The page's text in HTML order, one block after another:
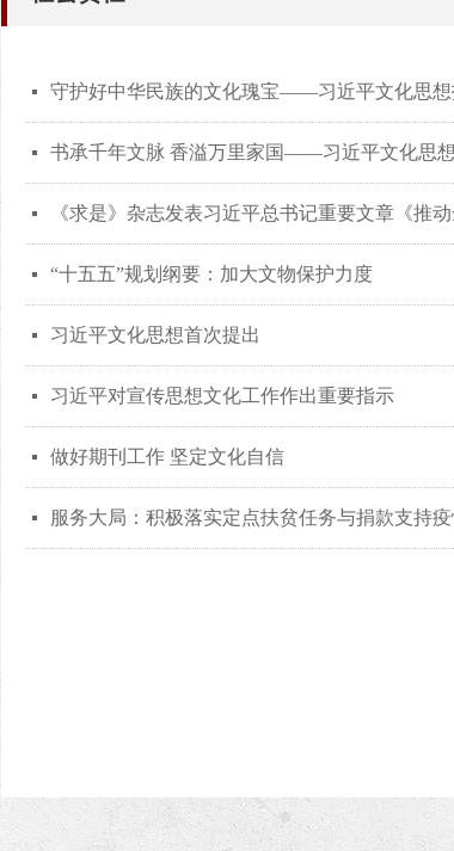
넷 守护好中华民族的文化瑰宝——习近平文化思
넷 书承千年文脉 香溢万里家国——习近平文化思
넷 《求是》杂志发表习近平总书记重要文章《推
넷 “十五五”规划纲要：加大文物保护力度
넷 习近平文化思想首次提出
넷 习近平对宣传思想文化工作作出重要指示
넷 做好期刊工作 坚定文化自信
넷 服务大局：积极落实定点扶贫任务与捐款支持